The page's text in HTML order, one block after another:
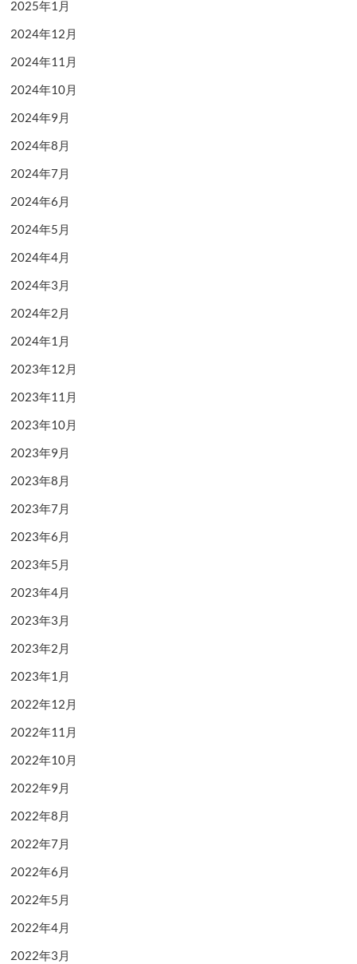
2025年1月
2024年12月
2024年11月
2024年10月
2024年9月
2024年8月
2024年7月
2024年6月
2024年5月
2024年4月
2024年3月
2024年2月
2024年1月
2023年12月
2023年11月
2023年10月
2023年9月
2023年8月
2023年7月
2023年6月
2023年5月
2023年4月
2023年3月
2023年2月
2023年1月
2022年12月
2022年11月
2022年10月
2022年9月
2022年8月
2022年7月
2022年6月
2022年5月
2022年4月
2022年3月